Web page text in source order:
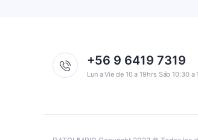
+56 9 6419 7319
Lun a Vie de 10 a 19hrs Sáb 10:30 a